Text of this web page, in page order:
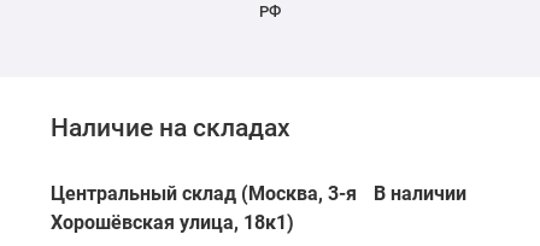
РФ
Наличие на складах
Центральный склад (Москва, 3-я
Хорошёвская улица, 18к1)
В наличии